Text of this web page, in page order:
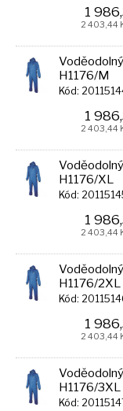
1
2 403,44
H1176/M
Kód:
1
2 403,44
H1176/XL
Kód:
1
2 403,44
H1176/2XL
Kód:
1
2 403,44
H1176/3XL
Kód: